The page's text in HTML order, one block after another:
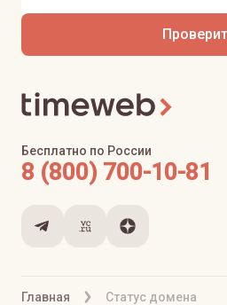
Главная Статус домена
Бесплатно по России
8 (800) 700-10-81